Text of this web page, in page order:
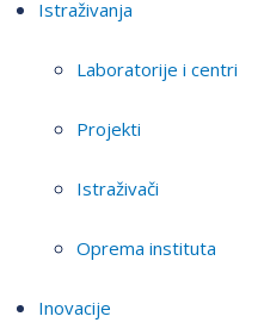
Istraživanja
Laboratorije i centri
Projekti
Istraživači
Oprema instituta
Inovacije